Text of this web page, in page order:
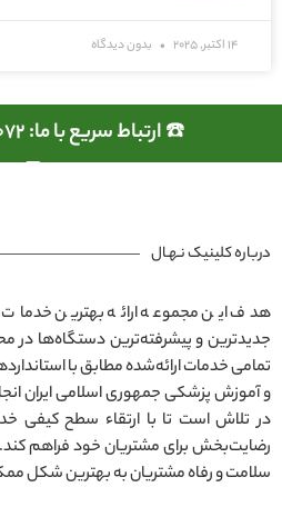
14 اکتبر, 2025 بدون دیدگاه
☎️ ارتباط سریع با ما: 2072 - 346 - 0911
درباره کلینیک نـهـال
هدف این مجموعه ارائه بهترین خدمات
جدیدترین و پیشرفته‌ترین دستگاه‌ها
و آموزش پزشکی جمهوری اسلامی ایران
در تلاش است تا با ارتقاء سطح کیفی
رضایت‌بخش برای مشتریان خود فراهم
سلامت و رفاه مشتریان به بهترین شکل